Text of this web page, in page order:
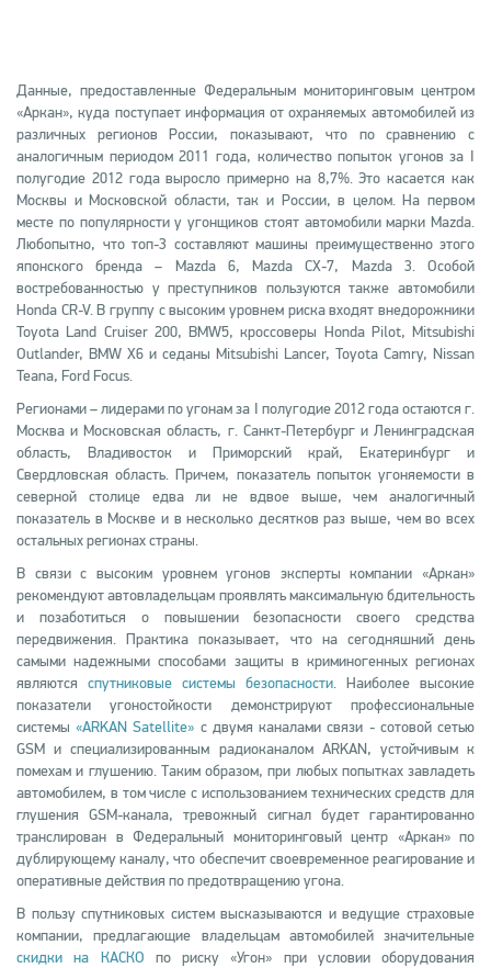
Данные, предоставленные Федеральным мониторинговым центром
«Аркан», куда поступает информация от охраняемых автомобилей из
различных регионов России, показывают, что по сравнению с
аналогичным периодом 2011 года, количество попыток угонов за I
полугодие 2012 года выросло примерно на 8,7%. Это касается как
Москвы и Московской области, так и России, в целом. На первом
месте по популярности у угонщиков стоят автомобили марки Mazda.
Любопытно, что топ-3 составляют машины преимущественно этого
японского бренда – Mazda 6, Mazda CX-7, Mazda 3. Особой
востребованностью у преступников пользуются также автомобили
Honda СR-V. В группу с высоким уровнем риска входят внедорожники
Toyota Land Cruiser 200, BMW5, кроссоверы Honda Pilot, Mitsubishi
Outlander, BMW X6 и седаны Mitsubishi Lancer, Toyota Camry, Nissan
Teana, Ford Focus.
Регионами – лидерами по угонам за I полугодие 2012 года остаются г.
Москва и Московская область, г. Санкт-Петербург и Ленинградская
область, Владивосток и Приморский край, Екатеринбург и
Свердловская область. Причем, показатель попыток угоняемости в
северной столице едва ли не вдвое выше, чем аналогичный
показатель в Москве и в несколько десятков раз выше, чем во всех
остальных регионах страны.
В связи с высоким уровнем угонов эксперты компании «Аркан»
рекомендуют автовладельцам проявлять максимальную бдительность
и позаботиться о повышении безопасности своего средства
передвижения. Практика показывает, что на сегодняшний день
самыми надежными способами защиты в криминогенных регионах
являются спутниковые системы безопасности. Наиболее высокие
показатели угоностойкости демонстрируют профессиональные
системы«ARKAN Satellite» с двумя каналами связи - сотовой сетью
GSM и специализированным радиоканалом ARKAN, устойчивым к
помехам и глушению. Таким образом, при любых попытках завладеть
автомобилем, в том числе с использованием технических средств для
глушения GSM-канала, тревожный сигнал будет гарантированно
транслирован в Федеральный мониторинговый центр «Аркан» по
дублирующему каналу, что обеспечит своевременное реагирование и
оперативные действия по предотвращению угона.
В пользу спутниковых систем высказываются и ведущие страховые
компании, предлагающие владельцам автомобилей значительные
скидки на КАСКО по риску «Угон» при условии оборудования